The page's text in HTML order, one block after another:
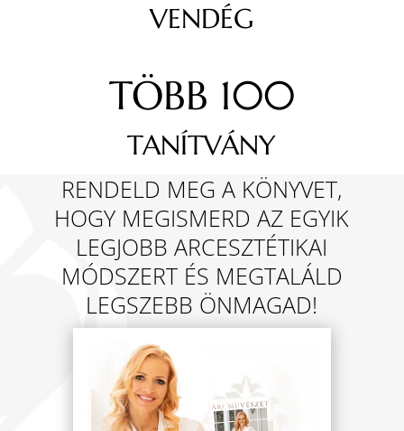
VENDÉG
TÖBB 100
TANÍTVÁNY
RENDELD MEG A KÖNYVET,
HOGY MEGISMERD AZ EGYIK
LEGJOBB ARCESZTÉTIKAI
MÓDSZERT ÉS MEGTALÁLD
LEGSZEBB ÖNMAGAD!